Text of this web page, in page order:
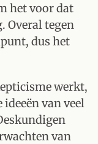
het voor dat
Overal tegen
dus het
werkt,
van veel
van